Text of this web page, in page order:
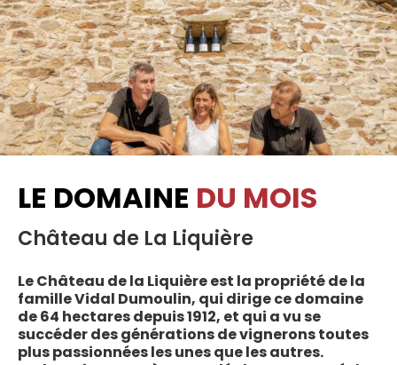
LE DOMAINE DU MOIS
Château de La Liquière
Le Château de la Liquière est la propriété de la
famille Vidal Dumoulin, qui dirige ce domaine
de 64 hectares depuis 1912, et qui a vu se
succéder des générations de vignerons toutes
plus passionnées les unes que les autres.